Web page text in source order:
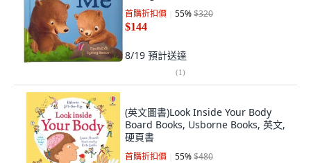
首購折扣價 55%$320
$144
8/19 預計送達
(1)
(英文圖書)Look Inside Your Body
Board Books, Usborne Books, 英文,
硬頁書
首購折扣價 55%$480